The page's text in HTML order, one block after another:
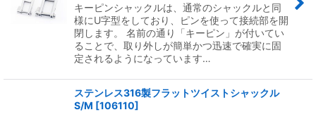
キーピンシャックルは、通常のシャックルと同
様にU字型をしており、ピンを使って接続部を開
閉します。 名前の通り「キーピン」が付いてい
ることで、取り外しが簡単かつ迅速で確実に固
定されるようになっています…
ステンレス316製フラットツイストシャックル
S/M [106110]